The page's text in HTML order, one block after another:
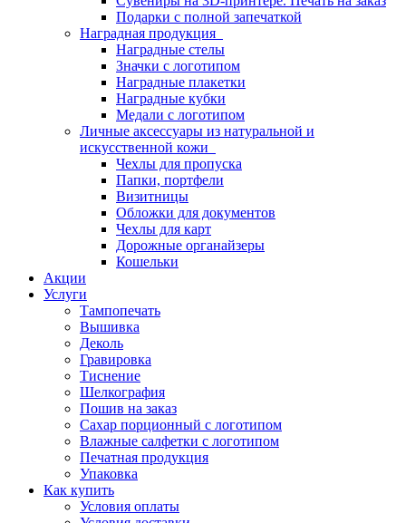
Подарки с полной запечаткой
Наградная продукция
Наградные стелы
Значки с логотипом
Наградные плакетки
Наградные кубки
Медали с логотипом
Личные аксессуары из натуральной и
искусственной кожи
Чехлы для пропуска
Папки, портфели
Визитницы
Обложки для документов
Чехлы для карт
Дорожные органайзеры
Кошельки
Акции
Услуги
Тампопечать
Вышивка
Деколь
Гравировка
Тиснение
Шелкография
Пошив на заказ
Сахар порционный с логотипом
Влажные салфетки с логотипом
Печатная продукция
Упаковка
Как купить
Условия оплаты